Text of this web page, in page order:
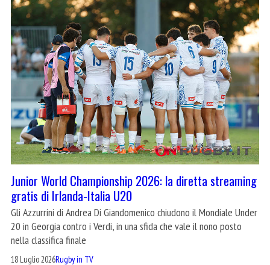
Junior World Championship 2026: la diretta streaming
gratis di Irlanda-Italia U20
Gli Azzurrini di Andrea Di Giandomenico chiudono il Mondiale Under
20 in Georgia contro i Verdi, in una sfida che vale il nono posto
nella classifica finale
18 Luglio 2026Rugby in TV